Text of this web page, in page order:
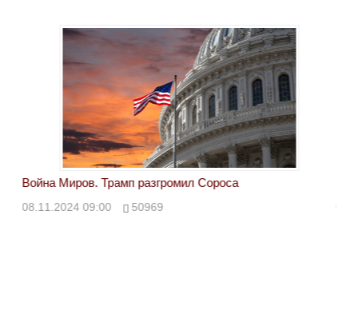
Война Миров. Трамп разгромил Сороса
08.11.2024 09:00 50969